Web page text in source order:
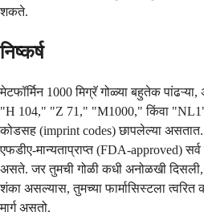
शकते.
निष्कर्ष
मेटफॉर्मिन 1000 मिग्रॅ गोळ्या बहुतेक
"H 104," "Z 71," "M1000," किंवा "NL1"
कोडसह (imprint codes) छापलेल्या
एफडीए-मान्यताप्राप्त (FDA-approved)
असते. जर तुमची गोळी कधी अनोळखी
शंका असल्यास, तुमच्या फार्मासिस्टला त्वरित
मार्ग असतो.